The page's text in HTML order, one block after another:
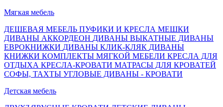
Мягкая мебель
ДЕШЕВАЯ МЕБЕЛЬ ПУФИКИ И КРЕСЛА МЕШКИ
ДИВАНЫ АККОРДЕОН ДИВАНЫ ВЫКАТНЫЕ ДИВАНЫ
ЕВРОКНИЖКИ ДИВАНЫ КЛИК-КЛЯК ДИВАНЫ
КНИЖКИ КОМПЛЕКТЫ МЯГКОЙ МЕБЕЛИ КРЕСЛА ДЛЯ
ОТДЫХА КРЕСЛА-КРОВАТИ МАТРАСЫ ДЛЯ КРОВАТЕЙ
СОФЫ, ТАХТЫ УГЛОВЫЕ ДИВАНЫ - КРОВАТИ
Детская мебель